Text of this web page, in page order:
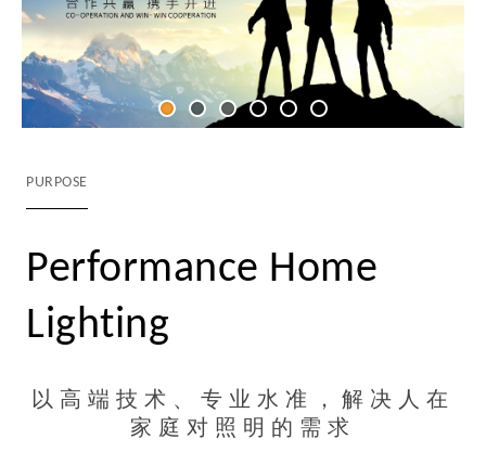
PURPOSE
Performance Home
Lighting
以高端技术、专业水准，解决人在
家庭对照明的需求